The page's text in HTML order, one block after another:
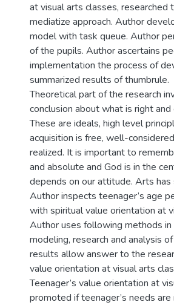
at visual arts classes,
mediatize approach. Author
model with task queue. Author
of the pupils. Author ascertains
implementation the process of
summarized results of thumbrule.
Theoretical part of the research
conclusion about what is right
These are ideals, high level
acquisition is free, well-
realized. It is important to
and absolute and God is in the
depends on our attitude. Arts
Author inspects teenager’s age
with spiritual value orientation at
Author uses following methods in
modeling, research and analysis
results allow answer to the
value orientation at visual arts
Teenager’s value orientation at
promoted if teenager’s needs